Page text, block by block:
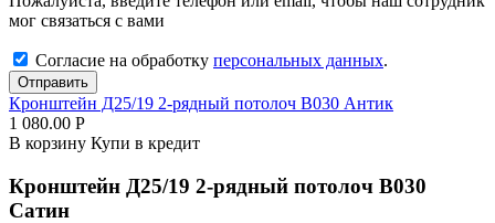
мог связаться с вами
Согласие на обработку персональных данных.
Отправить
Кронштейн Д25/19 2-рядный потолоч В030 Антик
1 080.00 Р
В корзину Купи в кредит
Кронштейн Д25/19 2-рядный потолоч В030
Сатин